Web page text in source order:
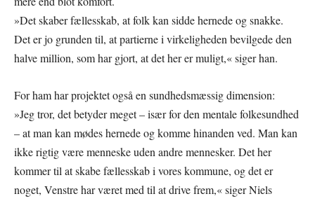
»Det skaber fællesskab, at folk kan sidde hernede og snakke.
Det er jo grunden til, at partierne i virkeligheden bevilgede den
halve million, som har gjort, at det her er muligt,« siger han.
For ham har projektet også en sundhedsmæssig dimension:
»Jeg tror, det betyder meget – især for den mentale folkesundhed
– at man kan mødes hernede og komme hinanden ved. Man kan
ikke rigtig være menneske uden andre mennesker. Det her
kommer til at skabe fællesskab i vores kommune, og det er
noget, Venstre har været med til at drive frem,« siger Niels